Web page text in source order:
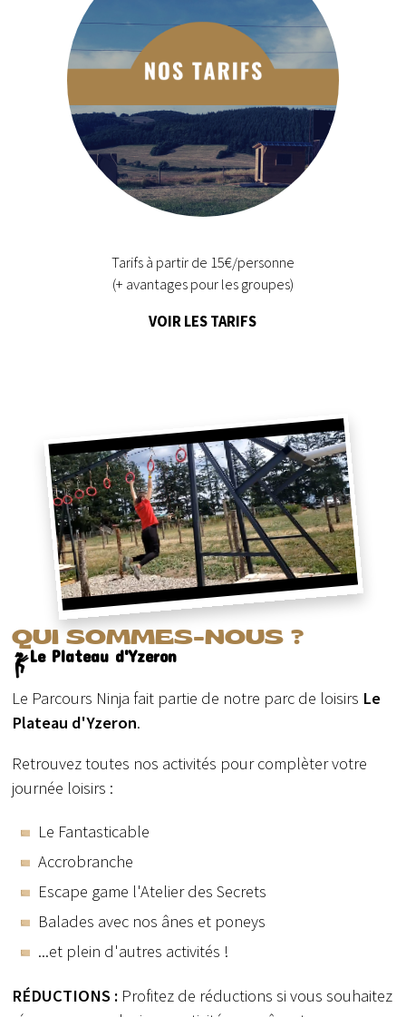
Tarifs à partir de 15€/personne
(+ avantages pour les groupes)
VOIR LES TARIFS
QUI SOMMES-NOUS ?
Le Plateau d'Yzeron
Le Parcours Ninja fait partie de notre parc de loisirs Le
Plateau d'Yzeron.
Retrouvez toutes nos activités pour complèter votre
journée loisirs :
Le Fantasticable
Accrobranche
Escape game l'Atelier des Secrets
Balades avec nos ânes et poneys
...et plein d'autres activités !
RÉDUCTIONS : Profitez de réductions si vous souhaitez